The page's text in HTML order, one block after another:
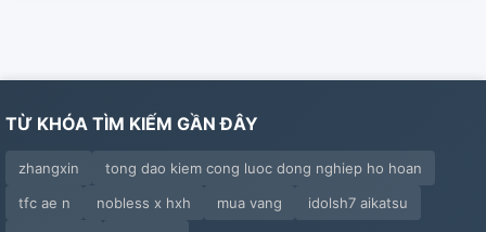
Germany×Russia
Nazi×Ussr
TỪ KHÓA TÌM KIẾM GẦN ĐÂY
zhangxin
tong dao kiem cong luoc dong nghiep ho hoan
tfc ae n
nobless x hxh mua vang
idolsh7 aikatsu